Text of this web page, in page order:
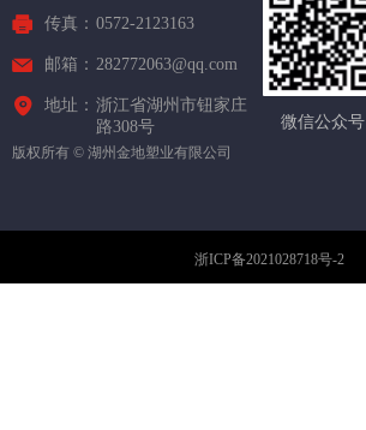
传真： 0572-2123163
邮箱： 282772063@qq.com
地址： 浙江省湖州市钮家庄
路308号
微信公众号
版权所有 © 湖州金地塑业有限公司
浙ICP备2021028718号-2